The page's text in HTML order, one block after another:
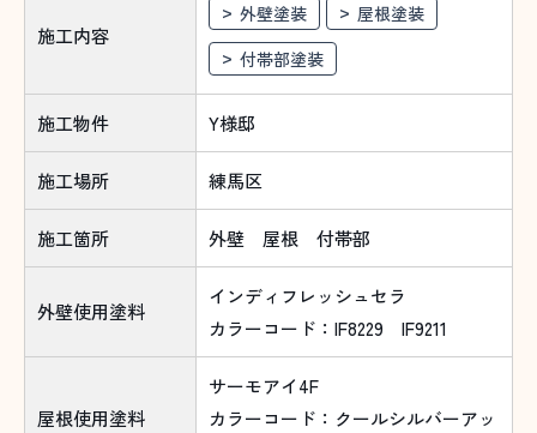
施工内容
外壁塗装
屋根塗装
付帯部塗装
施工物件 Y様邸
施工場所 練馬区
施工箇所 外壁 屋根 付帯部
外壁使用塗料
インディフレッシュセラ
カラーコード：IF8229 IF9211
屋根使用塗料
サーモアイ4F
カラーコード：クールシルバーアッ